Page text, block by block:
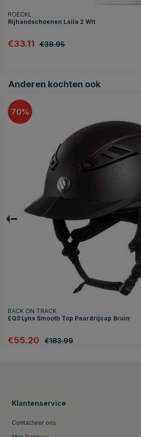
ROECKL
Rijhandschoenen Laila 2 Wit
€33.11 €38.95
Anderen kochten ook
70
BACK ON TRACK
EQ3 Lynx Smooth Top Paardrijcap Bruin
€55.20 €183.99
Klantenservice
Contacteer ons